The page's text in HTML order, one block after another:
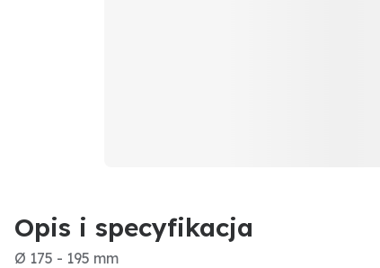
Opis i specyfikacja
Ø 175 - 195 mm